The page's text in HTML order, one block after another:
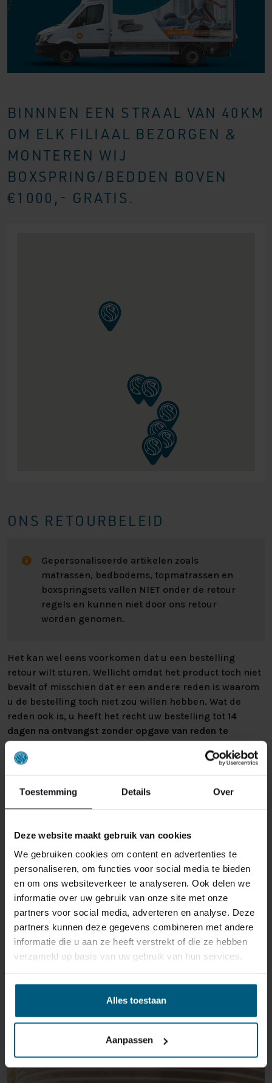
Toestemming Details Over
Deze website maakt gebruik van cookies
We gebruiken cookies om content en advertenties te
personaliseren, om functies voor social media te bieden
en om ons websiteverkeer te analyseren. Ook delen we
informatie over uw gebruik van onze site met onze
partners voor social media, adverteren en analyse. Deze
partners kunnen deze gegevens combineren met andere
informatie die u aan ze heeft verstrekt of die ze hebben
verzameld op basis van uw gebruik van hun services.
Alles toestaan
Aanpassen
BINNNEN EEN STRAAL VAN 40KM
OM ELK FILIAAL BEZORGEN &
MONTEREN WIJ
BOXSPRING/BEDDEN BOVEN
€1000,- GRATIS.
ONS RETOURBELEID
Gepersonaliseerde artikelen zoals
matrassen, bedbodems, topmatrassen en
boxspringsets vallen NIET onder de retour
regels en kunnen niet door ons retour
worden genomen.
Het kan wel eens voorkomen dat u een bestelling
retour wilt sturen. Wellicht omdat het product toch niet
bevalt of misschien dat er een andere reden is waarom
u de bestelling toch niet zou willen hebben. Wat de
reden ook is, u heeft het recht uw bestelling tot 14
dagen na ontvangst zonder opgave van reden te
annuleren. Behandel het product met zorg en zorg
ervoor dat deze bij het retour sturen goed verpakt is.
meer beschadigd dan nodig, dan kunnen we deze
GERELATEERDE PRODUCTEN